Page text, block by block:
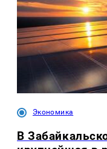
Экономика
В